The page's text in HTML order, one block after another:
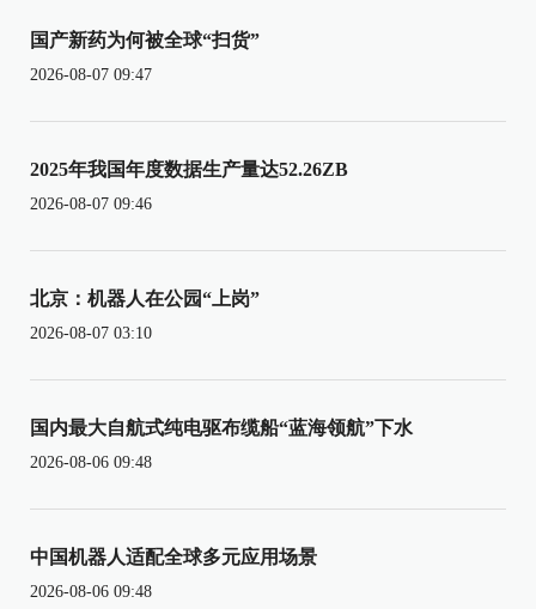
国产新药为何被全球“扫货”
2026-08-07 09:47
2025年我国年度数据生产量达52.26ZB
2026-08-07 09:46
北京：机器人在公园“上岗”
2026-08-07 03:10
国内最大自航式纯电驱布缆船“蓝海领航”下水
2026-08-06 09:48
中国机器人适配全球多元应用场景
2026-08-06 09:48